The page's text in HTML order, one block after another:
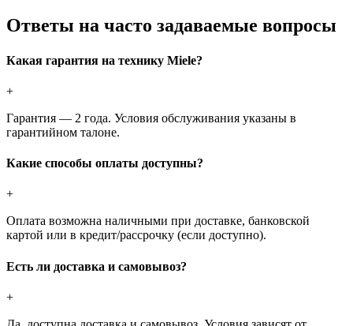
Ответы на часто задаваемые вопросы
Какая гарантия на технику Miele?
+
Гарантия — 2 года. Условия обслуживания указаны в
гарантийном талоне.
Какие способы оплаты доступны?
+
Оплата возможна наличными при доставке, банковской
картой или в кредит/рассрочку (если доступно).
Есть ли доставка и самовывоз?
+